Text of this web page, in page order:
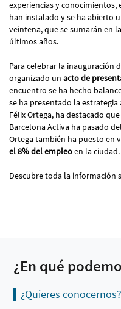
experiencias y conocimientos,
han instalado y se ha abierto
veintena, que se sumarán en
últimos años.
Para celebrar la inauguración
organizado un acto de
encuentro se ha hecho
se ha presentado la estrategia
Félix Ortega, ha destacado
Barcelona Activa ha pasado
Ortega también ha puesto en
el 8% del empleoen la ciudad.
Descubre toda la información
¿En qué
¿Quieres conocernos?